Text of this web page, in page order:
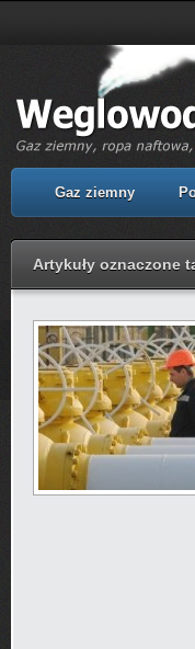
Gaz ziemny
Artykuły oznaczone